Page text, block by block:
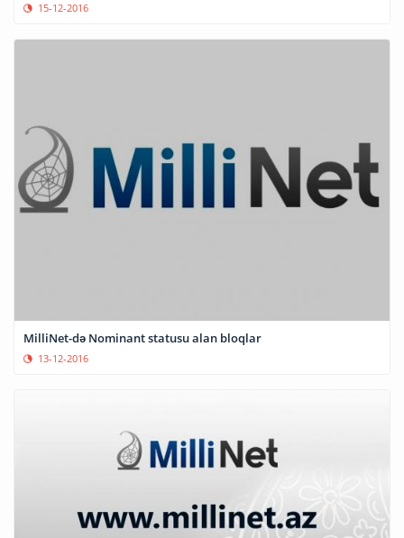
15-12-2016
MilliNet-də Nominant statusu alan bloqlar
13-12-2016